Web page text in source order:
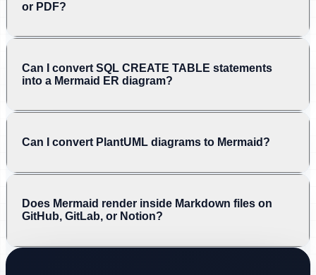
or PDF?
Can I convert SQL CREATE TABLE statements
into a Mermaid ER diagram?
Can I convert PlantUML diagrams to Mermaid?
Does Mermaid render inside Markdown files on
GitHub, GitLab, or Notion?